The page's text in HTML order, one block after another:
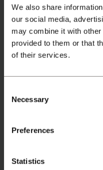
We also share
our social media,
may combine it with
provided to them or that
of their services.
Selection
Necessary
Preferences
Statistics
Kemper HK200 LD